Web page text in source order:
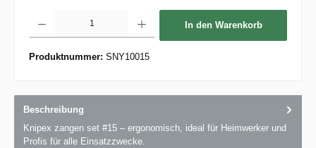
In den Warenkorb
Produktnummer: SNY10015
Beschreibung
Knipex zangen set #15 – ergonomisch, ideal für Heimwerker und
Profis für alle Einsatzzwecke.